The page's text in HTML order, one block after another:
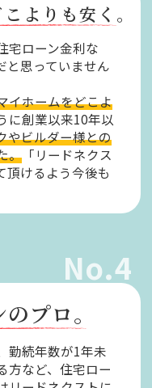
よりも安く。
宅ローン金利な
と思っていません
イホームをどこよ
に創業以来10年以
やビルダー様との
。 「リードネクス
頂けるよう今後も
No.4
プロ。
勤続年数が1年未
方など、住宅ロー